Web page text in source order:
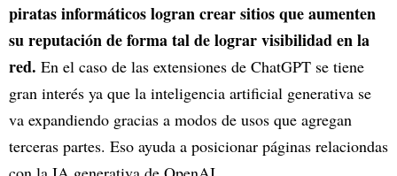
piratas informáticos logran crear sitios que aumenten
su reputación de forma tal de lograr visibilidad en la
red. En el caso de las extensiones de ChatGPT se tiene
gran interés ya que la inteligencia artificial generativa se
va expandiendo gracias a modos de usos que agregan
terceras partes. Eso ayuda a posicionar páginas relaciondas